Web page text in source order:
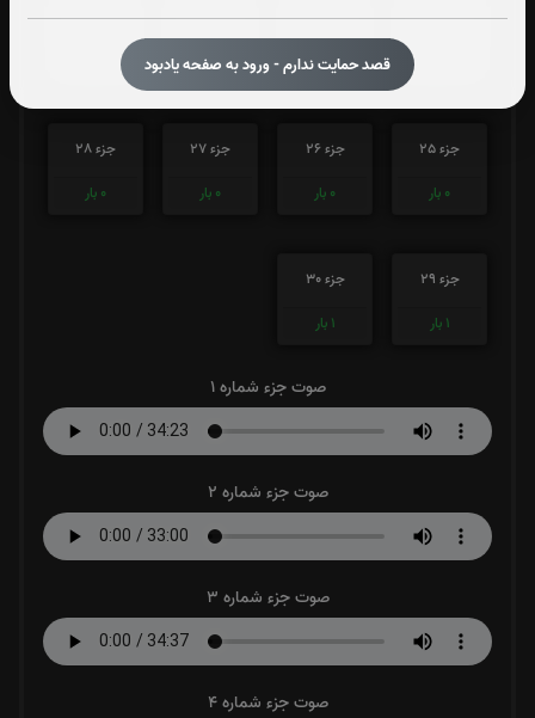
قصد حمایت ندارم - ورود به صفحه یادبود
جزء 21
جزء 22
1بار
جزء 23
0بار
جزء 24
جزء 25
0 بار
جزء 26
0 بار
جزء 27
0 بار
جزء 28
0 بار
جزء 29
1 بار
جزء 30
1 بار
صوت جزء شماره 1
صوت جزء شماره 2
صوت جزء شماره 3
صوت جزء شماره 4